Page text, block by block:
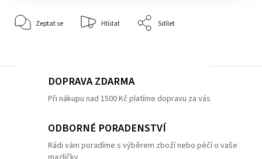
Zeptat se Hlídat Sdílet
DOPRAVA ZDARMA
Při nákupu nad 1500 Kč platíme dopravu za vás
ODBORNÉ PORADENSTVÍ
Rádi vám poradíme s výběrem zboží nebo péčí o vaše